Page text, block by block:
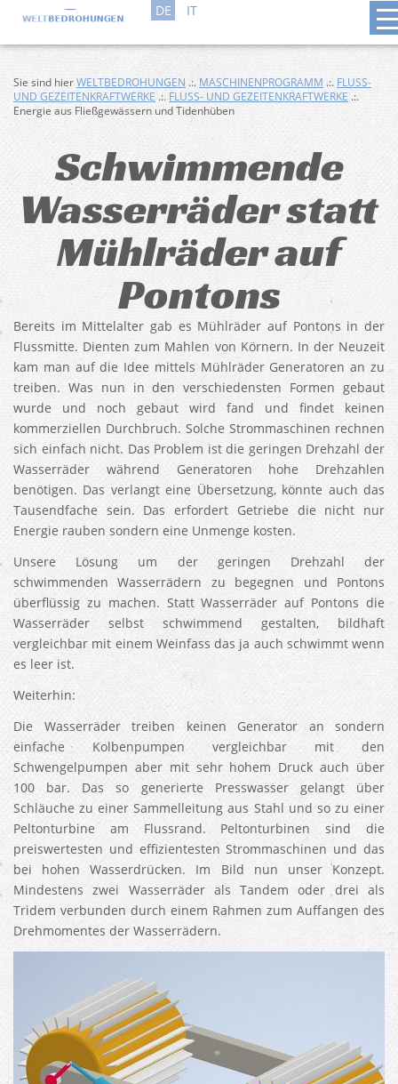
DE IT
Sie sind hierWELTBEDROHUNGEN .:. MASCHINENPROGRAMM .:. FLUSS-
UND GEZEITENKRAFTWERKE .:. FLUSS- UND GEZEITENKRAFTWERKE .:.
Energie aus Fließgewässern und Tidenhüben
Schwimmende
Wasserräder statt
Mühlräder auf
Pontons
Bereits im Mittelalter gab es Mühlräder auf Pontons in der
Flussmitte. Dienten zum Mahlen von Körnern. In der Neuzeit
kam man auf die Idee mittels Mühlräder Generatoren an zu
treiben. Was nun in den verschiedensten Formen gebaut
wurde und noch gebaut wird fand und findet keinen
kommerziellen Durchbruch. Solche Strommaschinen rechnen
sich einfach nicht. Das Problem ist die geringen Drehzahl der
Wasserräder während Generatoren hohe Drehzahlen
benötigen. Das verlangt eine Übersetzung, könnte auch das
Tausendfache sein. Das erfordert Getriebe die nicht nur
Energie rauben sondern eine Unmenge kosten.
Unsere Lösung um der geringen Drehzahl der
schwimmenden Wasserrädern zu begegnen und Pontons
überflüssig zu machen. Statt Wasserräder auf Pontons die
Wasserräder selbst schwimmend gestalten, bildhaft
vergleichbar mit einem Weinfass das ja auch schwimmt wenn
es leer ist.
Weiterhin:
Die Wasserräder treiben keinen Generator an sondern
einfache Kolbenpumpen vergleichbar mit den
Schwengelpumpen aber mit sehr hohem Druck auch über
100 bar. Das so generierte Presswasser gelangt über
Schläuche zu einer Sammelleitung aus Stahl und so zu einer
Peltonturbine am Flussrand. Peltonturbinen sind die
preiswertesten und effizientesten Strommaschinen und das
bei hohen Wasserdrücken. Im Bild nun unser Konzept.
Mindestens zwei Wasserräder als Tandem oder drei als
Tridem verbunden durch einem Rahmen zum Auffangen des
Drehmomentes der Wasserrädern.